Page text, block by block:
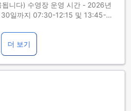
니다) 수영장 운영 시간 - 2026년
일까지 07:30-12:15 및 13:45-
영장이 휴장합니다. 월요일이 공휴
종일 및 수요일 오후에 휴장합니다.
부터 2027년 4월 30일까지 휴장합
더 보기